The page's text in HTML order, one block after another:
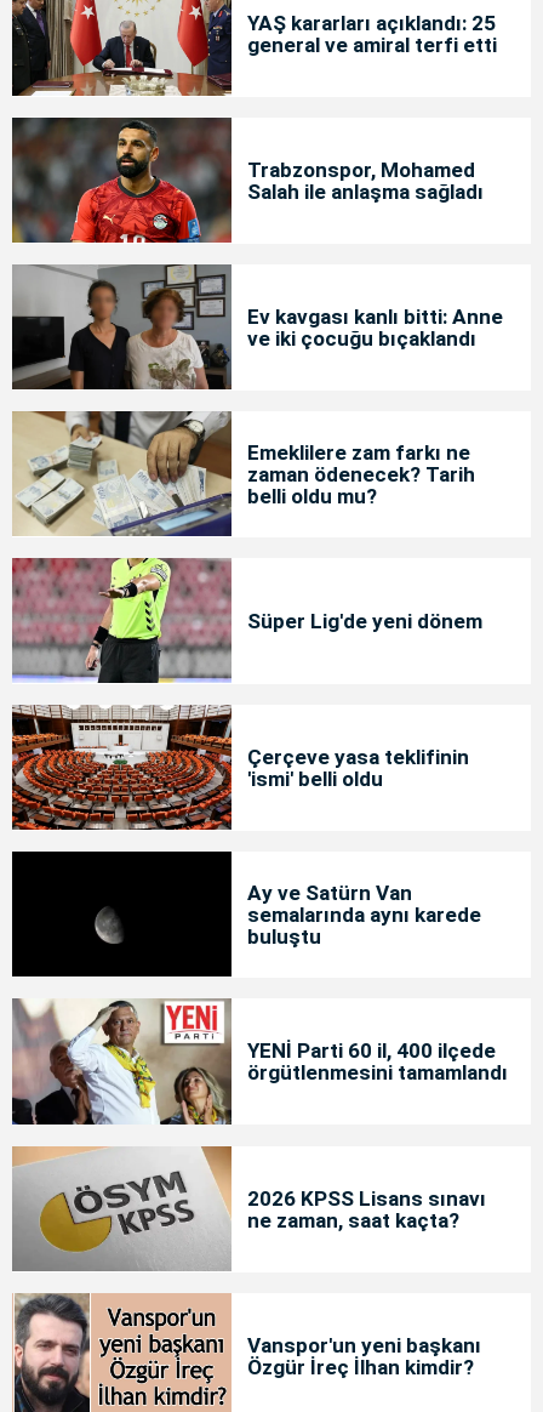
YAŞ kararları açıklandı: 25
general ve amiral terfi etti
Trabzonspor, Mohamed
Salah ile anlaşma sağladı
Ev kavgası kanlı bitti: Anne
ve iki çocuğu bıçaklandı
Emeklilere zam farkı ne
zaman ödenecek? Tarih
belli oldu mu?
Süper Lig'de yeni dönem
Çerçeve yasa teklifinin
'ismi' belli oldu
Ay ve Satürn Van
semalarında aynı karede
buluştu
YENİ Parti 60 il, 400 ilçede
örgütlenmesini tamamlandı
2026 KPSS Lisans sınavı
ne zaman, saat kaçta?
Vanspor'un yeni başkanı
Özgür İreç İlhan kimdir?